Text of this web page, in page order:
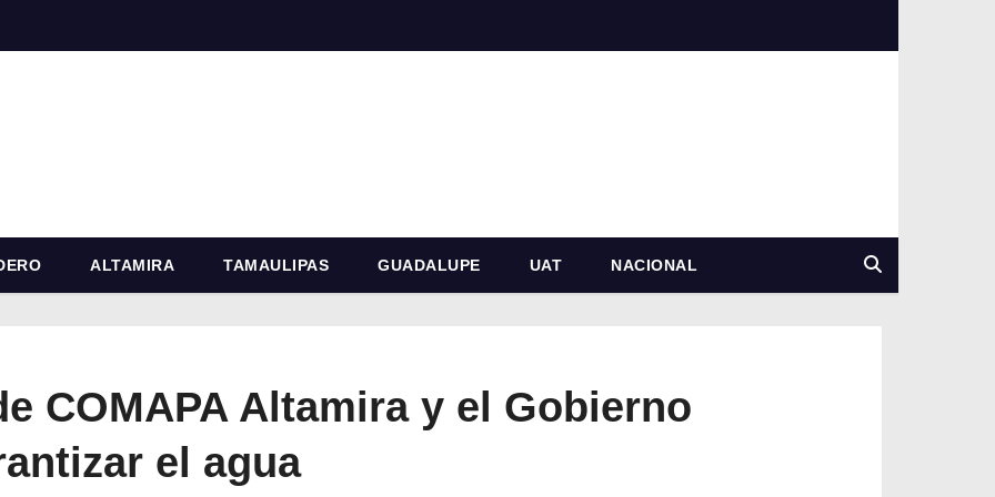
ALTAMIRA TAMAULIPAS GUADALUPE UAT NACIONAL
COMAPA Altamira y el Gobierno
el agua